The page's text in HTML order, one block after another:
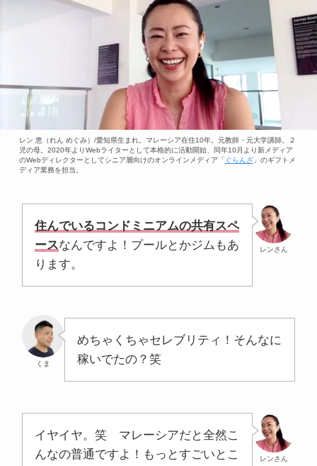
レン 恵（れん めぐみ）/愛知県生まれ。マレーシア在住10年。元教師・元大学講師。２
児の母。2020年よりWebライターとして本格的に活動開始、同年10月より新メディア
のWebディレクターとしてシニア層向けのオンラインメディア「 ぐらんざ」のギフトメ
ディア業務を担当。
レンさん
住んでいるコンドミニアムの共有スペ
ースなんですよ！プールとかジムもあ
ります。
くま
めちゃくちゃセレブリティ！そんなに
稼いでたの？笑
レンさん
イヤイヤ。笑 マレーシアだと全然こ
んなの普通ですよ！もっとすごいとこ